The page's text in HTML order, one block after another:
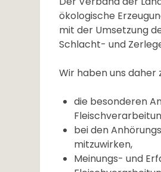
ökologische
mit der Umsetzung
Schlacht- und
Wir haben uns daher
die besonderen
bei den
mitzuwirken,
Meinungs- und